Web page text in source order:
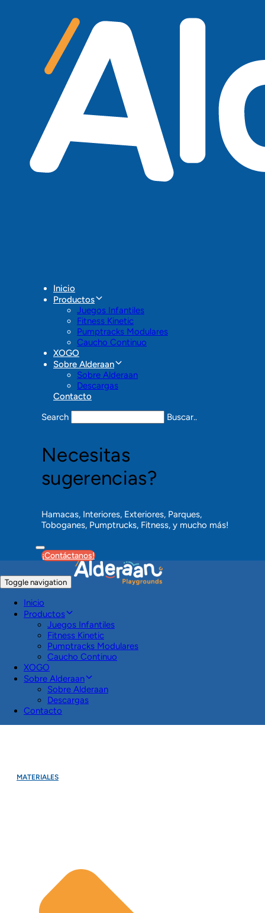
Skip to primary navigation
Skip to content
Inicio
Productos
Juegos Infantiles
Fitness Kinetic
Pumptracks Modulares
Caucho Continuo
XOGO
Sobre Alderaan
Sobre Alderaan
Descargas
Contacto
Search
Buscar..
Necesitas
sugerencias?
Hamacas, Interiores, Exteriores, Parques,
Toboganes, Pumptrucks, Fitness, y mucho más!
¡Contáctanos!
Toggle navigation
Inicio
Productos
Juegos Infantiles
Fitness Kinetic
Pumptracks Modulares
Caucho Continuo
XOGO
Sobre Alderaan
Sobre Alderaan
Descargas
Contacto
Constructoras
MATERIALES